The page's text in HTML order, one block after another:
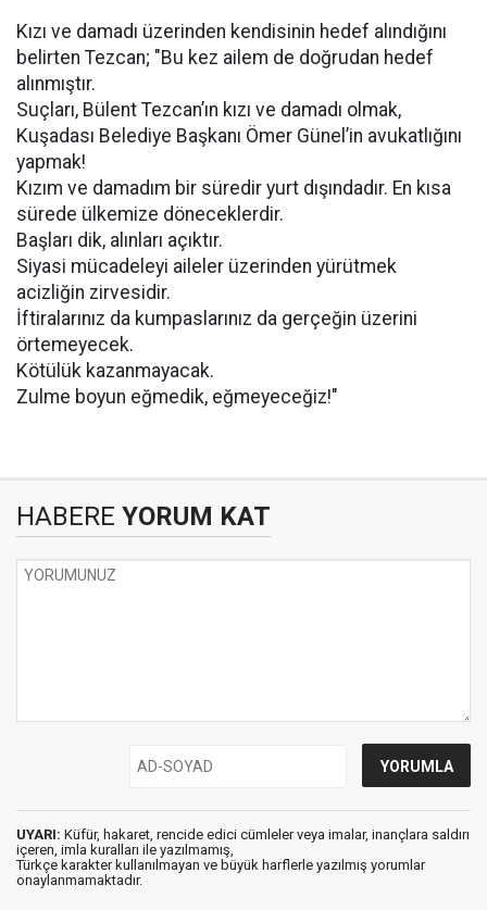
Kızı ve damadı üzerinden kendisinin hedef alındığını
belirten Tezcan; "Bu kez ailem de doğrudan hedef
alınmıştır.
Suçları, Bülent Tezcan’ın kızı ve damadı olmak,
Kuşadası Belediye Başkanı Ömer Günel’in avukatlığını
yapmak!
Kızım ve damadım bir süredir yurt dışındadır. En kısa
sürede ülkemize döneceklerdir.
Başları dik, alınları açıktır.
Siyasi mücadeleyi aileler üzerinden yürütmek
acizliğin zirvesidir.
İftiralarınız da kumpaslarınız da gerçeğin üzerini
örtemeyecek.
Kötülük kazanmayacak.
Zulme boyun eğmedik, eğmeyeceğiz!"
HABERE YORUM KAT
UYARI: Küfür, hakaret, rencide edici cümleler veya imalar, inançlara saldırı
içeren, imla kuralları ile yazılmamış,
Türkçe karakter kullanılmayan ve büyük harflerle yazılmış yorumlar
onaylanmamaktadır.